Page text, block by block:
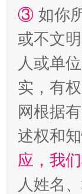
③ 如你
或不文
人或单
实，有
网根据
述权和
应，我
人姓名